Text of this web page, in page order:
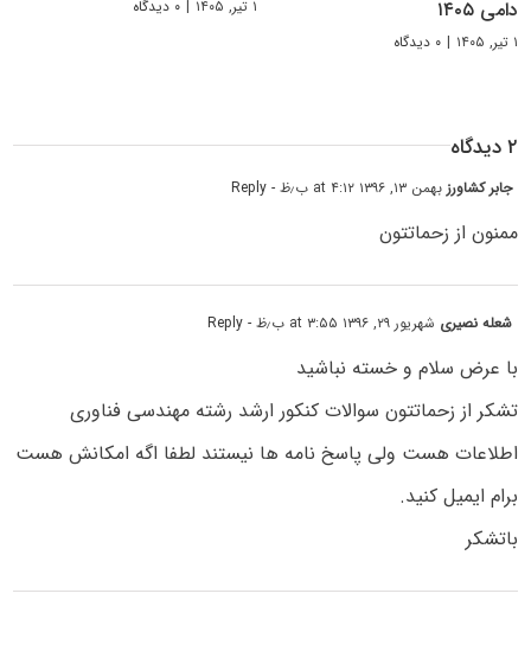
دامی ۱۴۰۵
۱ تیر, ۱۴۰۵ | ۰ دیدگاه
۱ تیر, ۱۴۰۵ | ۰ دیدگاه
۲ دیدگاه
جابر کشاورزبهمن ۱۳, ۱۳۹۶ at ۴:۱۲ ب٫ظ - Reply
ممنون از زحماتتون
شعله نصیری شهریور ۲۹, ۱۳۹۶ at ۳:۵۵ ب٫ظ - Reply
با عرض سلام و خسته نباشید
تشکر از زحماتتون سوالات کنکور ارشد رشته مهندسی فناوری
اطلاعات هست ولی پاسخ نامه ها نیستند لطفا اگه امکانش هست
برام ایمیل کنید.
باتشکر